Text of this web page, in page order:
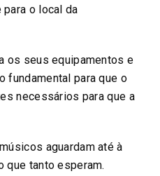
o local da
os seus equipamentos e
fundamental para que o
necessários para que a
aguardam até à
que tanto esperam.